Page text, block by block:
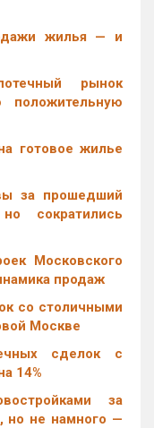
жилья — и
рынок
положительную
готовое жилье
за прошедший
сократились
Московского
продаж
со столичными
Москве
сделок с
14%
за
но не намного —